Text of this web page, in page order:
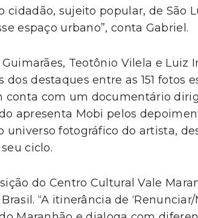
cidadão, sujeito popular, de São
espaço urbano”, conta Gabriel.
Teotônio Vilela e Luiz
dos destaques entre as 151 fotos
conta com um documentário
apresenta Mobi pelos
universo fotográfico do artista,
ciclo.
do Centro Cultural Vale
“A itinerância de